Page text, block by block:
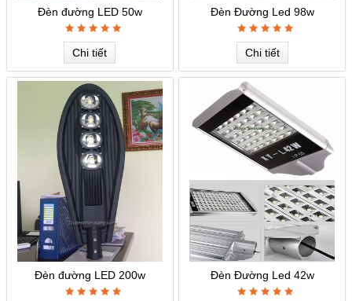
Đèn đường LED 50w
Chi tiết
Đèn Đường Led 98w
Chi tiết
Đèn đường LED 200w Đèn Đường Led 42w